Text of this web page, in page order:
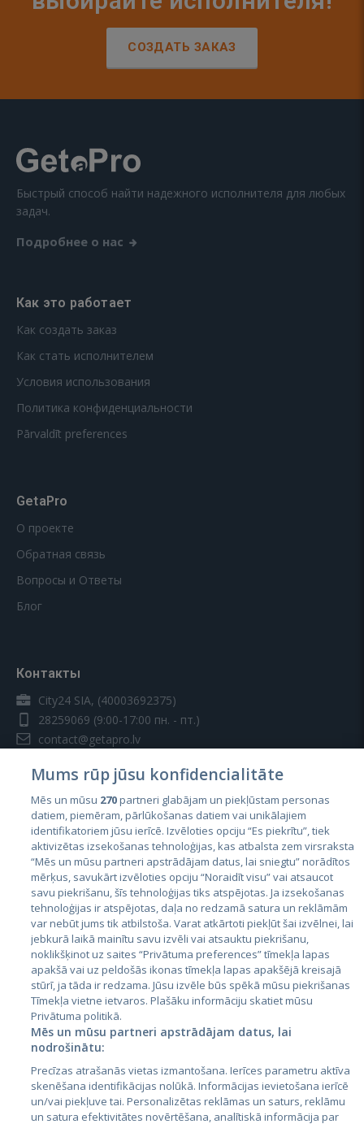
СОЗДАТЬ ЗАКАЗ
Быстрый способ найти надежного исполнителя для любых
задач.
Подробнее о нас
Как это работает
Как создать заказ
Как стать исполнителем
Условия использования
Политика конфиденциальности
Pārvaldīt preferences
GetaPro
О проекте
Обратная связь
Вопросы и Ответы
Блог
Контакты
City24 SIA, (40003692375)
28259069 (9:00-17:00 пн. - пт.)
contact@getapro.lv
Страны
Эстония
Латвия
Литва
City24.lv
City24.ee
GetaPro.lv
CVbankas.lt
Kainos.lt
Paslaugos.lt
Mums rūp jūsu konfidencialitāte
Mēs un mūsu 270partneri glabājam un piekļūstam personas
datiem, piemēram, pārlūkošanas datiem vai unikālajiem
identifikatoriem jūsu ierīcē. Izvēloties opciju “Es piekrītu”, tiek
aktivizētas izsekošanas tehnoloģijas, kas atbalsta zem virsraksta
“Mēs un mūsu partneri apstrādājam datus, lai sniegtu” norādītos
mērķus, savukārt izvēloties opciju “Noraidīt visu” vai atsaucot
savu piekrišanu, šīs tehnoloģijas tiks atspējotas. Ja izsekošanas
tehnoloģijas ir atspējotas, daļa no redzamā satura un reklāmām
var nebūt jums tik atbilstoša. Varat atkārtoti piekļūt šai izvēlnei, lai
jebkurā laikā mainītu savu izvēli vai atsauktu piekrišanu,
noklikšķinot uz saites “Privātuma preferences” tīmekļa lapas
apakšā vai uz peldošās ikonas tīmekļa lapas apakšējā kreisajā
stūrī, ja tāda ir redzama. Jūsu izvēle būs spēkā mūsu piekrišanas
Tīmekļa vietne ietvaros. Plašāku informāciju skatiet mūsu
Privātuma politikā.
Mēs un mūsu partneri apstrādājam datus, lai
nodrošinātu:
Precīzas atrašanās vietas izmantošana. Ierīces parametru aktīva
skenēšana identifikācijas nolūkā. Informācijas ievietošana ierīcē
un/vai piekļuve tai. Personalizētas reklāmas un saturs, reklāmu
un satura efektivitātes novērtēšana, analītiskā informācija par